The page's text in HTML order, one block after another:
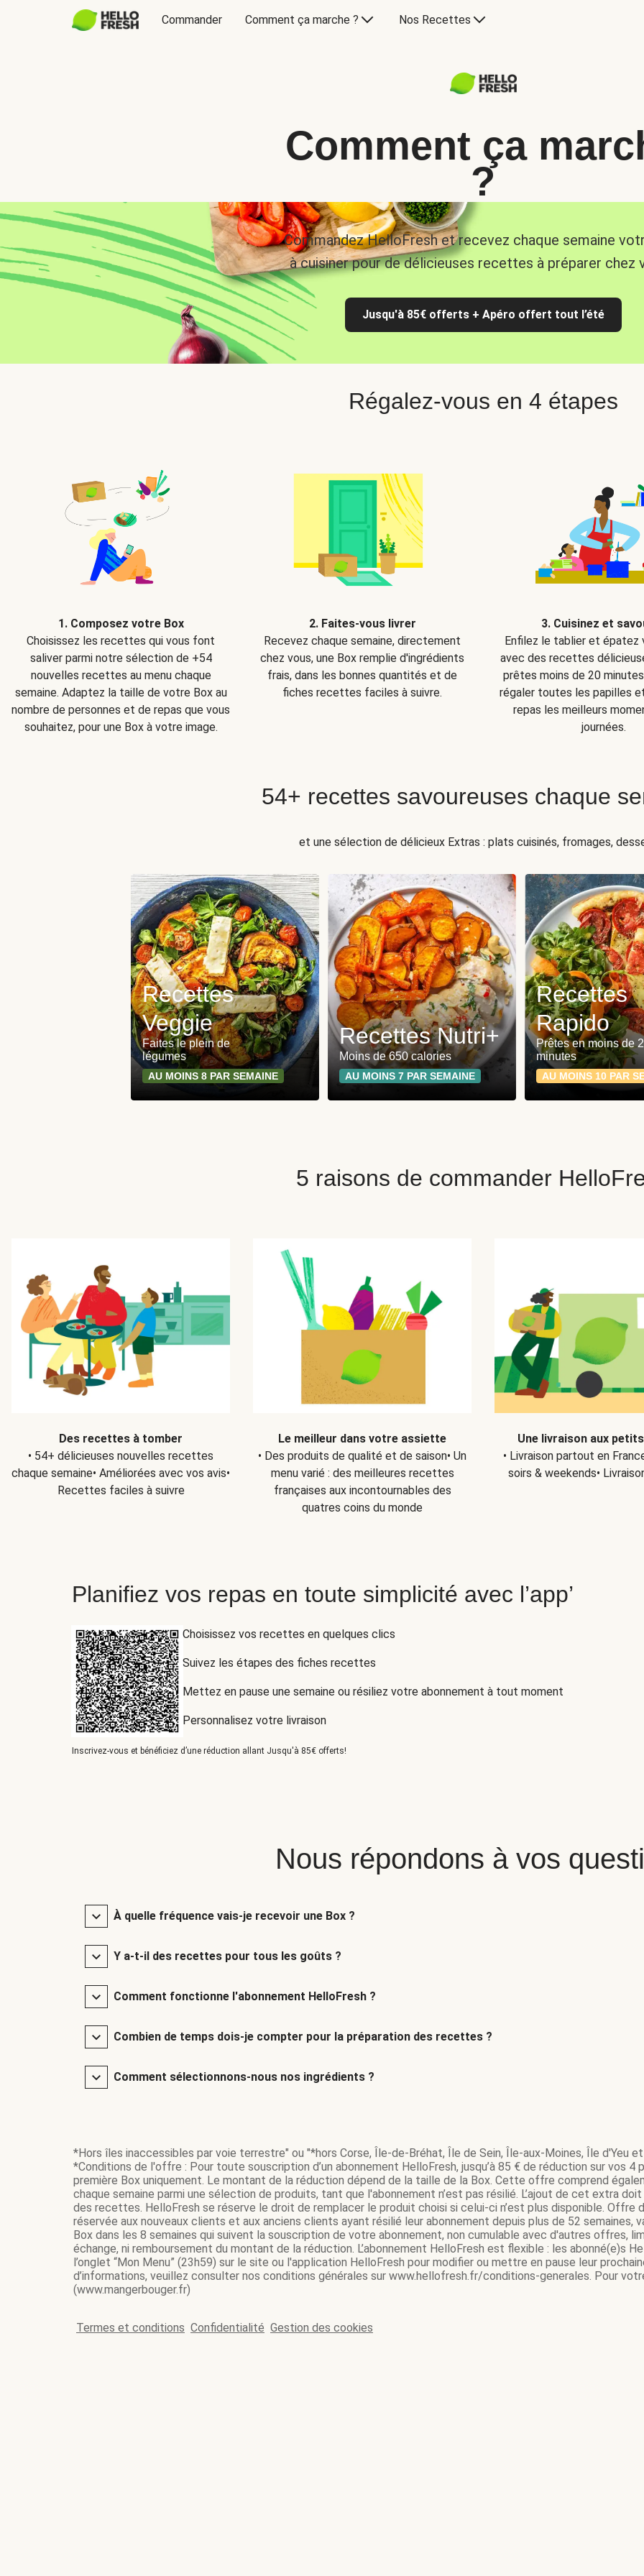
Commander Comment ça marche ? Nos Recettes
Comment ça
?
Commandez HelloFresh et recevez chaque semaine
à cuisiner pour de délicieuses recettes à préparer chez
Jusqu'à 85€ offerts + Apéro offert tout l’été
Régalez-vous en 4 étapes
1. Composez votre Box
Choisissez les recettes qui vous font
saliver parmi notre sélection de +54
nouvelles recettes au menu chaque
semaine. Adaptez la taille de votre Box au
nombre de personnes et de repas que vous
souhaitez, pour une Box à votre image.
2. Faites-vous livrer
Recevez chaque semaine, directement
chez vous, une Box remplie d'ingrédients
frais, dans les bonnes quantités et de
fiches recettes faciles à suivre.
3. Cuisinez et
Enfilez le tablier et épatez
avec des recettes
prêtes moins de 20
régaler toutes les papilles
repas les meilleurs
journées.
54+ recettes savoureuses chaque
et une sélection de délicieux Extras : plats cuisinés, fromages,
Recettes
Veggie
Faites le plein de
légumes
AU MOINS 8 PAR SEMAINE
Recettes Nutri+
Moins de 650 calories
AU MOINS 7 PAR SEMAINE
Recettes
Rapido
Prêtes en moins de
minutes
AU MOINS 10 PAR
5 raisons de commander
Des recettes à tomber
• 54+ délicieuses nouvelles recettes
chaque semaine• Améliorées avec vos avis•
Recettes faciles à suivre
Le meilleur dans votre assiette
• Des produits de qualité et de saison• Un
menu varié : des meilleures recettes
françaises aux incontournables des
quatres coins du monde
Une livraison aux
• Livraison partout en
soirs & weekends•
Planifiez vos repas en toute simplicité avec l’app’
Choisissez vos recettes en quelques clics
Suivez les étapes des fiches recettes
Mettez en pause une semaine ou résiliez votre abonnement à tout moment
Personnalisez votre livraison
Inscrivez-vous et bénéficiez d’une réduction allant Jusqu'à 85€ offerts!
Nous répondons à vos
À quelle fréquence vais-je recevoir une Box ?
Y a-t-il des recettes pour tous les goûts ?
Comment fonctionne l'abonnement HelloFresh ?
Combien de temps dois-je compter pour la préparation des recettes ?
Comment sélectionnons-nous nos ingrédients ?
*Hors îles inaccessibles par voie terrestre" ou "*hors Corse, Île-de-Bréhat, Île de Sein, Île-aux-Moines, Île d'Yeu
*Conditions de l'offre : Pour toute souscription d’un abonnement HelloFresh, jusqu’à 85 € de réduction sur vos
première Box uniquement. Le montant de la réduction dépend de la taille de la Box. Cette offre comprend
chaque semaine parmi une sélection de produits, tant que l'abonnement n’est pas résilié. L’ajout de cet extra
des recettes. HelloFresh se réserve le droit de remplacer le produit choisi si celui-ci n’est plus disponible.
réservée aux nouveaux clients et aux anciens clients ayant résilié leur abonnement depuis plus de 52 semaines,
Box dans les 8 semaines qui suivent la souscription de votre abonnement, non cumulable avec d'autres offres,
échange, ni remboursement du montant de la réduction. L’abonnement HelloFresh est flexible : les abonné(e)s
l’onglet “Mon Menu” (23h59) sur le site ou l'application HelloFresh pour modifier ou mettre en pause leur
d’informations, veuillez consulter nos conditions générales sur www.hellofresh.fr/conditions-generales. Pour
(www.mangerbouger.fr)
Termes et conditions Confidentialité Gestion des cookies